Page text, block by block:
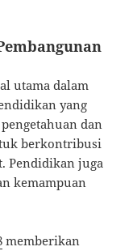
utama dalam
yang
dan
berkontribusi
Pendidikan juga
kemampuan
memberikan